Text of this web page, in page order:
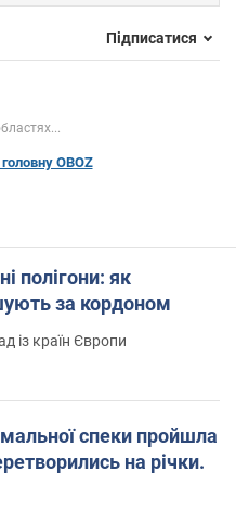
Підписатися
OBOZ
полігони: як
за кордоном
із країн Європи
спеки пройшла
на річки.